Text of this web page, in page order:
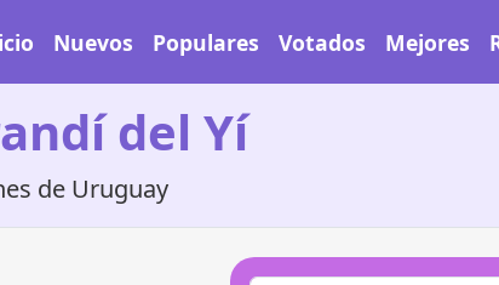
Nuevos Populares Votados Mejores
del Yí
de Uruguay